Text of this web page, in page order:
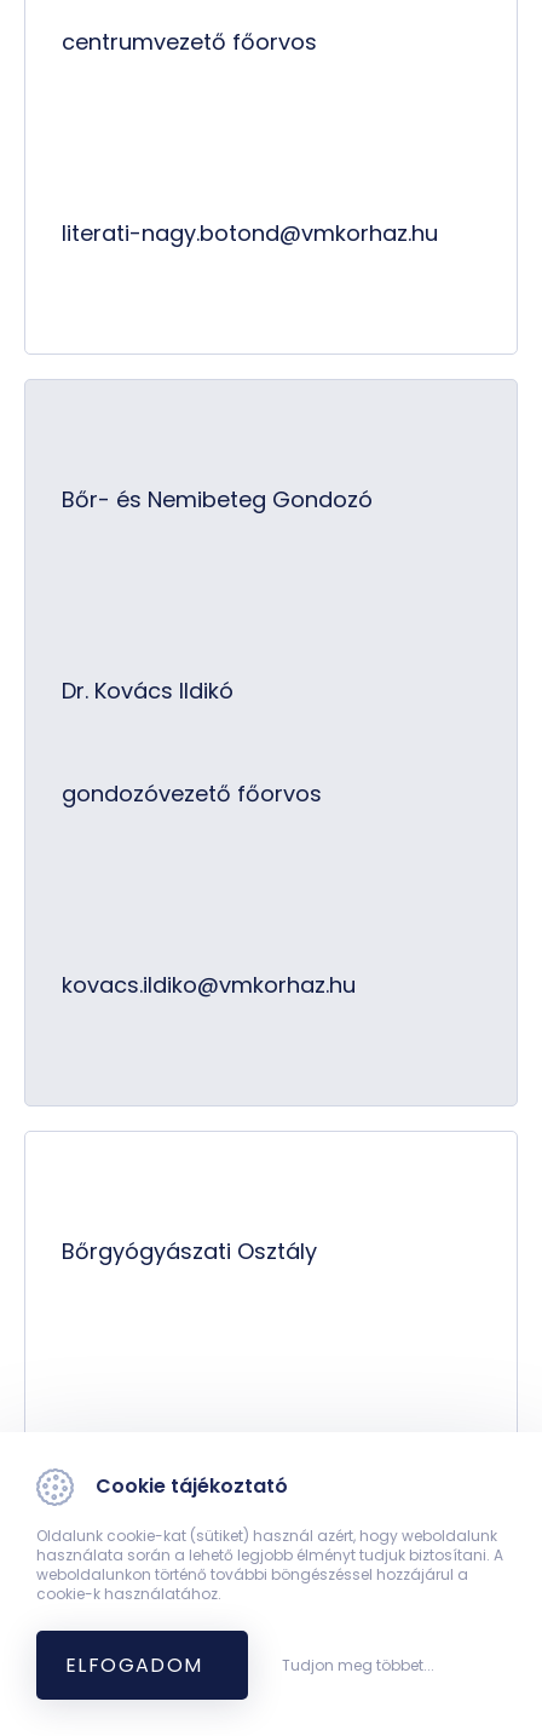
centrumvezető főorvos
literati-nagy.botond@vmkorhaz.hu
Bőr- és Nemibeteg Gondozó
Dr. Kovács Ildikó
gondozóvezető főorvos
kovacs.ildiko@vmkorhaz.hu
Bőrgyógyászati Osztály
osztályvezető főorvos
Cookie tájékoztató
Oldalunk cookie-kat (sütiket) használ azért, hogy weboldalunk
használata során a lehető legjobb élményt tudjuk biztosítani. A
weboldalunkon történő további böngészéssel hozzájárul a
cookie-k használatához.
ELFOGADOM Tudjon meg többet...